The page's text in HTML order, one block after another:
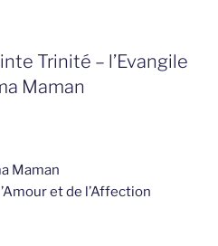
Trinité – l’Evangile
Maman
Maman
et de l’Affection